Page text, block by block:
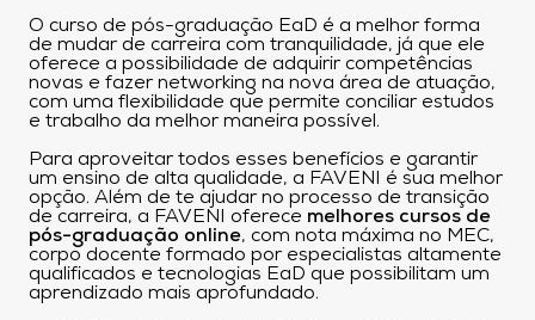
O curso de pós-graduação EaD é a melhor forma
de mudar de carreira com tranquilidade, já que ele
oferece a possibilidade de adquirir competências
novas e fazer networking na nova área de atuação,
com uma flexibilidade que permite conciliar estudos
e trabalho da melhor maneira possível.
Para aproveitar todos esses benefícios e garantir
um ensino de alta qualidade, a FAVENI é sua melhor
opção. Além de te ajudar no processo de transição
de carreira, a FAVENI oferece melhores cursos de
pós-graduação online, com nota máxima no MEC,
corpo docente formado por especialistas altamente
qualificados e tecnologias EaD que possibilitam um
aprendizado mais aprofundado.